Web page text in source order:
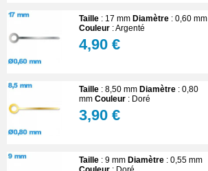
Taille : 17 mm Diamètre : 0,60 mm
Couleur : Argenté
4,90 €
Taille : 8,50 mm Diamètre : 0,80
mm Couleur : Doré
3,90 €
Taille : 9 mm Diamètre : 0,55 mm